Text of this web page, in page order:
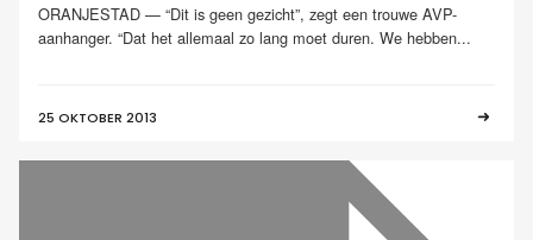
ORANJESTAD — “Dit is geen gezicht”, zegt een trouwe AVP-
aanhanger. “Dat het allemaal zo lang moet duren. We hebben...
25 OKTOBER 2013